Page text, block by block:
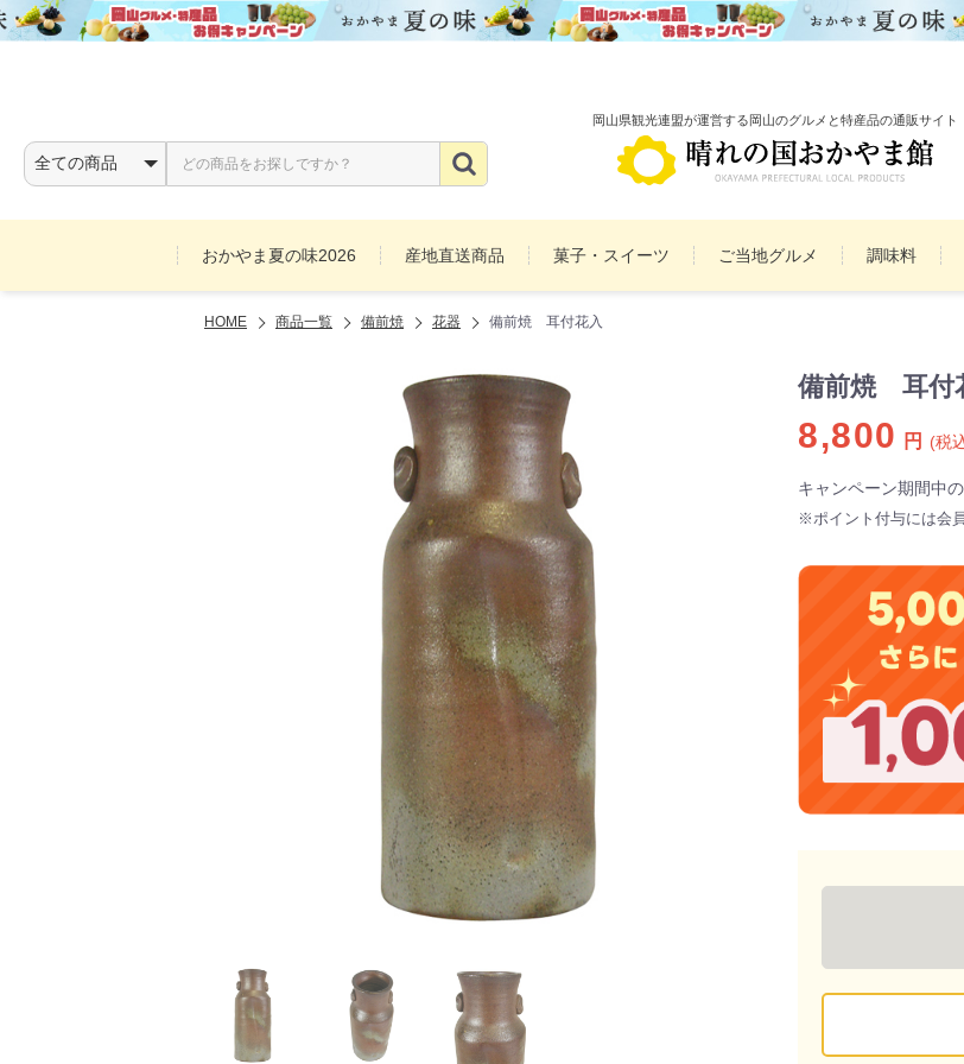
岡山県観光連盟が運営する岡山のグルメと特産品の通販サイト
おかやま夏の味2026 産地直送商品 菓子・スイーツ ご当地グルメ 調味料
お酒 備前焼
HOME 商品一覧 備前焼 花器 備前焼 耳付花入
備前焼 耳付
8,800 円 (税
キャンペーン期間中
※ポイント付与には会